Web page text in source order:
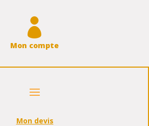

Mon compte
Mon devis